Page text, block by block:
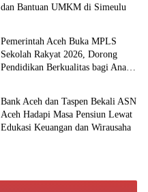
dan Bantuan UMKM di Simeulu
Pemerintahan
Pemerintah Aceh Buka MPLS
Sekolah Rakyat 2026, Dorong
Pendidikan Berkualitas bagi Anak
Ekonomi
Bank Aceh dan Taspen Bekali ASN
Aceh Hadapi Masa Pensiun Lewat
Edukasi Keuangan dan Wirausaha